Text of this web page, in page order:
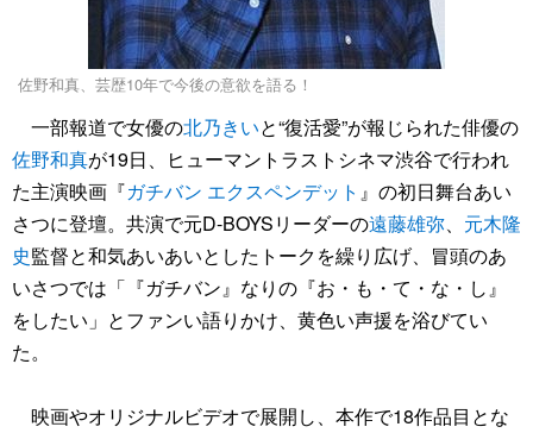
佐野和真、芸歴10年で今後の意欲を語る！
一部報道で女優の北乃きいと“復活愛”が報じられた俳優の
佐野和真が19日、ヒューマントラストシネマ渋谷で行われ
た主演映画『ガチバン エクスペンデット 』の初日舞台あい
さつに登壇。共演で元D-BOYSリーダーの遠藤雄弥、 元木隆
史監督と和気あいあいとしたトークを繰り広げ、冒頭のあ
いさつでは「『ガチバン』なりの『お・も・て・な・し』
をしたい」とファンい語りかけ、黄色い声援を浴びてい
た。
映画やオリジナルビデオで展開し、本作で18作品目とな